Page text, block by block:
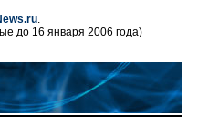
.
до 16 января 2006 года)